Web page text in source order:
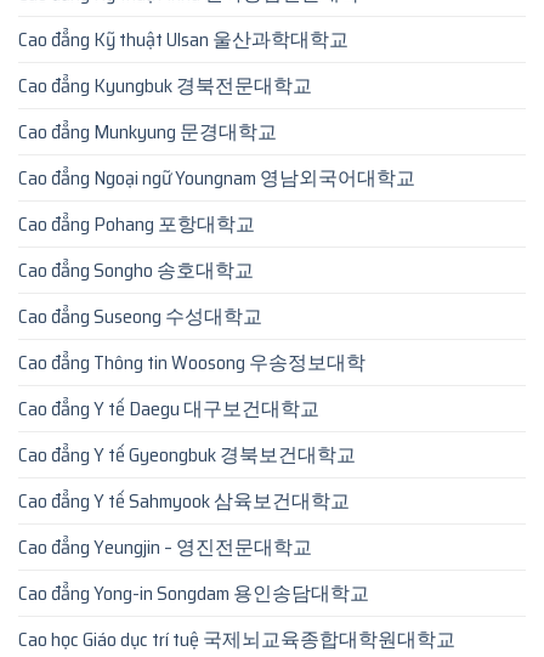
Cao đẳng Kỹ thuật Ulsan 울산과학대학교
Cao đẳng Kyungbuk 경북전문대학교
Cao đẳng Munkyung 문경대학교
Cao đẳng Ngoại ngữ Youngnam 영남외국어대학교
Cao đẳng Pohang 포항대학교
Cao đẳng Songho 송호대학교
Cao đẳng Suseong 수성대학교
Cao đẳng Thông tin Woosong 우송정보대학
Cao đẳng Y tế Daegu 대구보건대학교
Cao đẳng Y tế Gyeongbuk 경북보건대학교
Cao đẳng Y tế Sahmyook 삼육보건대학교
Cao đẳng Yeungjin – 영진전문대학교
Cao đẳng Yong-in Songdam 용인송담대학교
Cao học Giáo dục trí tuệ 국제뇌교육종합대학원대학교